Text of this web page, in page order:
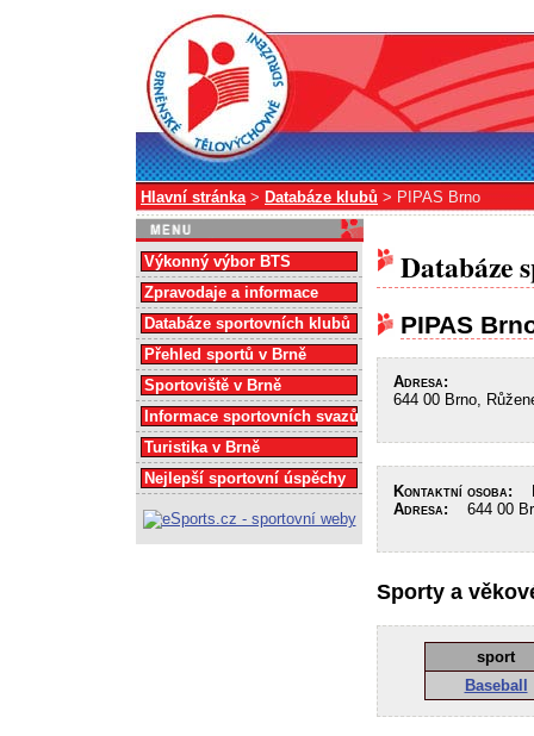
Hlavní stránka> Databáze klubů > PIPAS Brno
Databáze
PIPAS
Adresa:
644 00 Brno,
Kontaktní osoba:
Adresa: 644 00
Sporty a
sport
Baseball
Výkonný výbor BTS
Zpravodaje a informace
Databáze sportovních klubů
Přehled sportů v Brně
Sportoviště v Brně
Informace sportovních svazů
Turistika v Brně
Nejlepší sportovní úspěchy